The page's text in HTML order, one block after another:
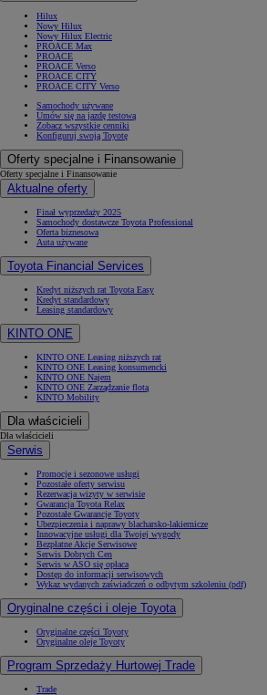
Hilux
Nowy Hilux
Nowy Hilux Electric
PROACE Max
PROACE
PROACE Verso
PROACE CITY
PROACE CITY Verso
Samochody używane
Umów się na jazdę testową
Zobacz wszystkie cenniki
Konfiguruj swoją Toyotę
Oferty specjalne i Finansowanie
Oferty specjalne i Finansowanie
Aktualne oferty
Finał wyprzedaży 2025
Samochody dostawcze Toyota Professional
Oferta biznesowa
Auta używane
Toyota Financial Services
Kredyt niższych rat Toyota Easy
Kredyt standardowy
Leasing standardowy
KINTO ONE
KINTO ONE Leasing niższych rat
KINTO ONE Leasing konsumencki
KINTO ONE Najem
KINTO ONE Zarządzanie flotą
KINTO Mobility
Dla właścicieli
Dla właścicieli
Serwis
Promocje i sezonowe usługi
Pozostałe oferty serwisu
Rezerwacja wizyty w serwisie
Gwarancja Toyota Relax
Pozostałe Gwarancje Toyoty
Ubezpieczenia i naprawy blacharsko-lakiernicze
Innowacyjne usługi dla Twojej wygody
Bezpłatne Akcje Serwisowe
Serwis Dobrych Cen
Serwis w ASO się opłaca
Dostęp do informacji serwisowych
Wykaz wydanych zaświadczeń o odbytym szkoleniu (pdf)
Oryginalne części i oleje Toyota
Oryginalne części Toyoty
Oryginalne oleje Toyoty
Program Sprzedaży Hurtowej Trade
Trade